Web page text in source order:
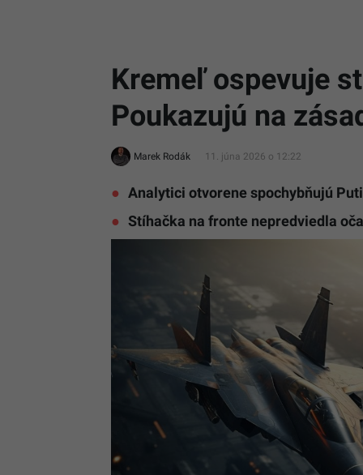
Kremeľ ospevuje
Poukazujú na
Marek Rodák 11. júna 2026 o 12:22
Analytici otvorene spochybňujú
Stíhačka na fronte nepredviedla